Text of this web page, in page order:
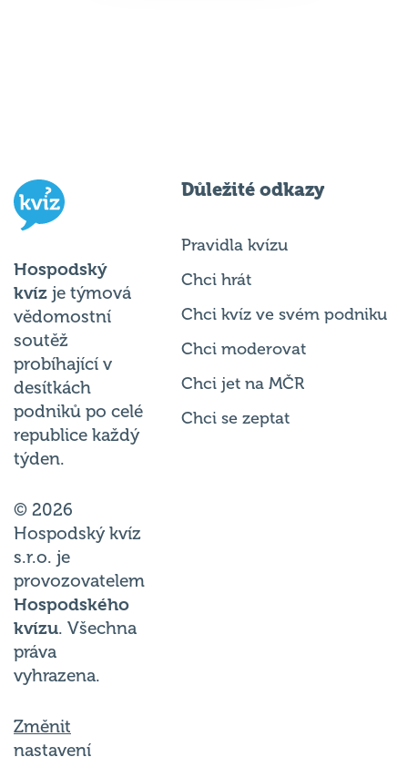
Hospodský
kvíz je týmová
vědomostní
soutěž
probíhající v
desítkách
podniků po celé
republice každý
týden.
© 2026
Hospodský kvíz
s.r.o. je
provozovatelem
Hospodského
kvízu. Všechna
práva
vyhrazena.
Změnit
nastavení
Důležité odkazy
Pravidla kvízu
Chci hrát
Chci kvíz ve svém podniku
Chci moderovat
Chci jet na MČR
Chci se zeptat